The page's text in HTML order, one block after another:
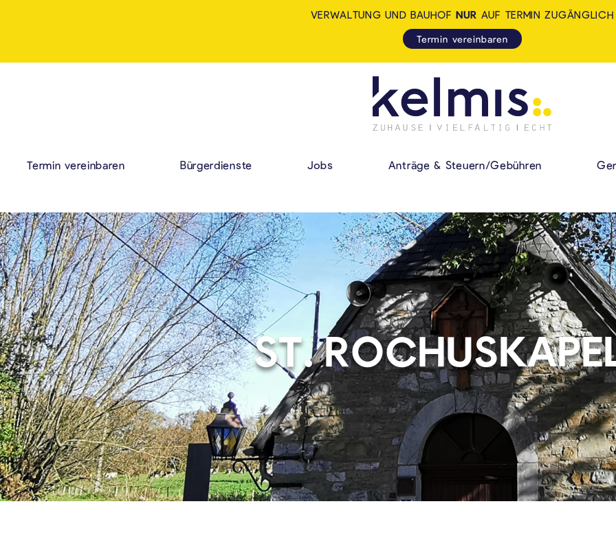
HAUPMENÜ
Termin vereinbaren Bürgerdienste Jobs Anträge & Steuern/Gebühren
ST.
VERWALTUNG UND BAUHOF NUR AUF TERMIN ZUGÄNGLICH
Termin vereinbaren